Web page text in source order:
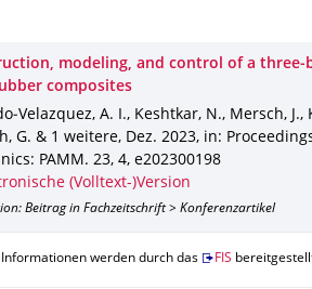
modeling, and control of a
composites
A. I., Keshtkar, N., Mersch,
G. & 1 weitere, Dez. 2023, in:
PAMM . 23, 4, e202300198
(Volltext-)Version
Beitrag in Fachzeitschrift > Konferenzartikel
Informationen werden durch das FIS